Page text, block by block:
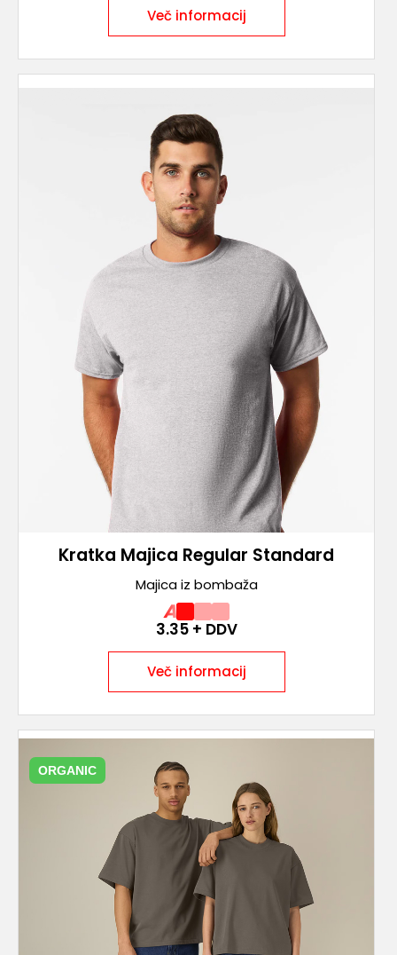
Več informacij
Kratka Majica Regular Standard
Majica iz bombaža
A
3.35+ DDV
Več informacij
ORGANIC